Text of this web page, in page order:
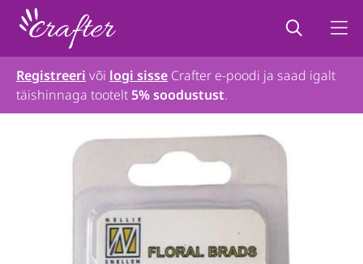
Registreeri või logi sisse Crafter e-poodi ja saad igalt
täishinnaga tootelt5% soodustust.